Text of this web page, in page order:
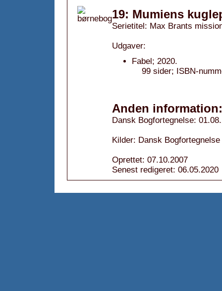
19: Mumiens
Serietitel: Max Brants
Udgaver:
Fabel; 2020.
99 sider; ISBN-
Anden information:
Dansk Bogfortegnelse:
Kilder: Dansk Bogfortegnelse
Oprettet: 07.10.2007
Senest redigeret: 06.05.2020